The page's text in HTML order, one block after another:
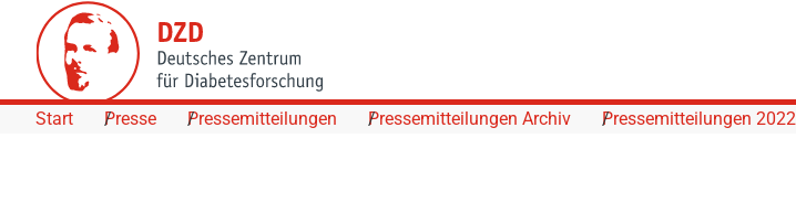
Skip to Content
Start Presse Pressemitteilungen Pressemitteilungen Archiv Pressemitteilungen 2022